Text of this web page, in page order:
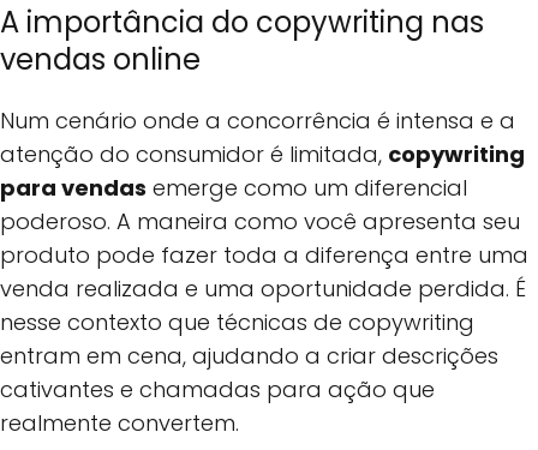
A importância do copywriting nas
vendas online
Num cenário onde a concorrência é intensa e a
atenção do consumidor é limitada, copywriting
para vendas emerge como um diferencial
poderoso. A maneira como você apresenta seu
produto pode fazer toda a diferença entre uma
venda realizada e uma oportunidade perdida. É
nesse contexto que técnicas de copywriting
entram em cena, ajudando a criar descrições
cativantes e chamadas para ação que
realmente convertem.